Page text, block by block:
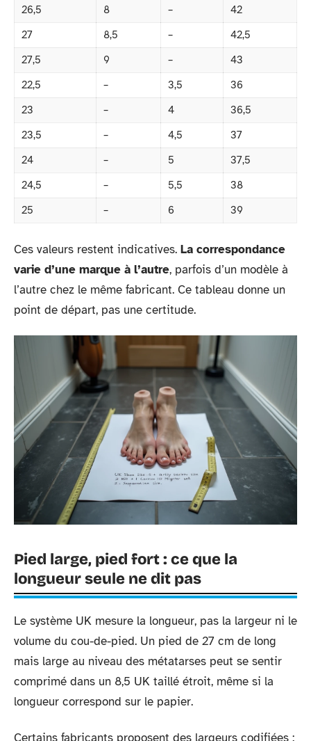
26,5
8 –
42
27
8,5 –
42,5
27,5
9 –
43
22,5
– 3,5
36
23
– 4
36,5
23,5
– 4,5
37
24
– 5
37,5
24,5
– 5,5
38
25
– 6 39
Ces valeurs restent indicatives. La correspondance
varie d’une marque à l’autre, parfois d’un modèle à
l’autre chez le même fabricant. Ce tableau donne un
point de départ, pas une certitude.
Pied large, pied fort : ce que la
longueur seule ne dit pas
Le système UK mesure la longueur, pas la largeur ni le
volume du cou-de-pied. Un pied de 27 cm de long
mais large au niveau des métatarses peut se sentir
comprimé dans un 8,5 UK taillé étroit, même si la
longueur correspond sur le papier.
Certains fabricants proposent des largeurs codifiées :